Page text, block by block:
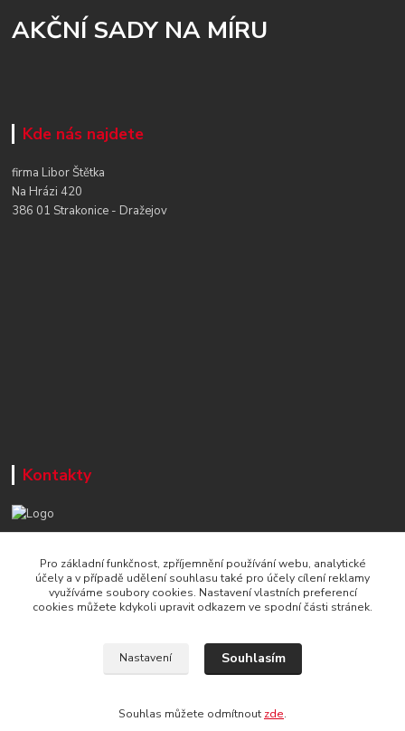
AKČNÍ SADY NA MÍRU
Kde nás najdete
firma Libor Štětka
Na Hrázi 420
386 01 Strakonice - Dražejov
Kontakty
Po-Čt, 8-16 hod./ Pá 8-13 hod.
info@naradi-stetka.cz
Pro základní funkčnost, zpříjemnění používání webu, analytické
účely a v případě udělení souhlasu také pro účely cílení reklamy
využíváme soubory cookies. Nastavení vlastních preferencí
cookies můžete kdykoli upravit odkazem ve spodní části stránek.
Nastavení Souhlasím
Souhlas můžete odmítnout zde.